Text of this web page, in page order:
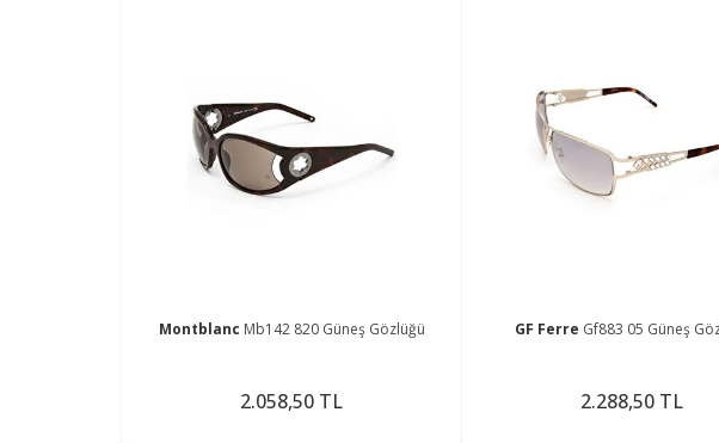
Montblanc Mb142 820 Güneş Gözlüğü
2.058,50 TL
GF Ferre Gf883 05 Güneş
2.288,50 TL